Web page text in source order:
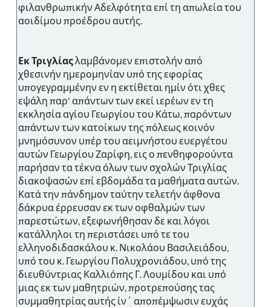
φιλανθρωπικήν Αδελφότητα επί τη απωλεία του
αοιδίμου προέδρου αυτής.
Εκ Τριγλίαςλαμβάνομεν επιστολήν από
χθεσινήν ημερομηνίαν υπό της εφορίας
υπογεγραμμένην εν η εκτίθεται ημίν ότι χθες
εψάλη παρ' απάντων των εκεί ιερέων εν τη
εκκλησία αγίου Γεωργίου του Κάτω, παρόντων
απάντων των κατοίκων της πόλεως κοινόν
μνημόσυνον υπέρ του αειμνήστου ευεργέτου
αυτών Γεωργίου Ζαρίφη, εις ο πενθηφορούντα
παρήσαν τα τέκνα όλων των σχολών Τριγλίας
διακοψασών επί εβδομάδα τα μαθήματα αυτών.
Κατά την πάνδημον ταύτην τελετήν άφθονα
δάκρυα έρρευσαν εκ των οφθαλμών των
παρεστώτων, εξεφωνήθησαν δε και λόγοι
κατάλληλοι τη περιστάσει υπό τε του
ελληνοδιδασκάλου κ. Νικολάου Βασιλειάδου,
υπό του κ. Γεωργίου Πολυχρονιάδου, υπό της
διευθύντριας Καλλιόπης Γ. Λουμίδου και υπό
μιας εκ των μαθητριών, προτρεπούσης τας
συμμαθητρίας αυτής ίν΄ αποπέμψωσιν ευχάς